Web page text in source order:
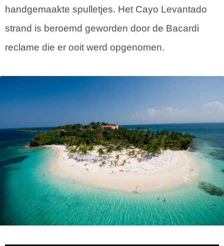
handgemaakte spulletjes. Het Cayo Levantado
strand is beroemd geworden door de Bacardi
reclame die er ooit werd opgenomen.